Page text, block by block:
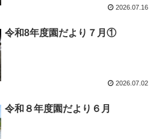
2026.07.16
令和8年度園だより７月①
2026.07.02
令和８年度園だより６月